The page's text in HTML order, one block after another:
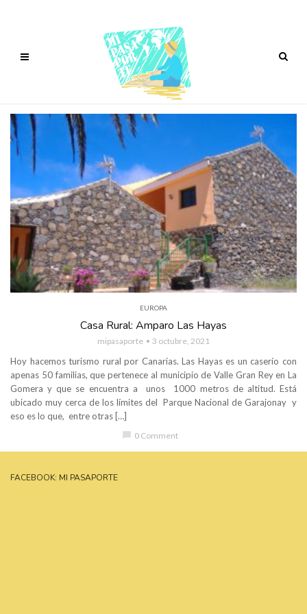
EUROPA
Casa Rural: Amparo Las Hayas
mipasaporte 3 octubre, 2021
Hoy hacemos turismo rural por Canarias. Las Hayas es un caserío con
apenas 50 familias, que pertenece al municipio de Valle Gran Rey en La
Gomera y que se encuentra a unos 1000 metros de altitud. Está
ubicado muy cerca de los límites del Parque Nacional de Garajonay y
eso es lo que, entre otras […]
chat_bubble 0 Comment
FACEBOOK: MI PASAPORTE